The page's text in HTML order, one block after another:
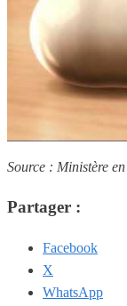
Source : Ministère
Partager :
Facebook
X
WhatsApp